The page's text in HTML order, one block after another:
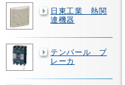
日東工業 熱関
連機器
テンパール ブ
レーカ